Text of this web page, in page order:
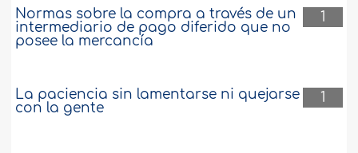
1
Normas sobre la compra a través de un
intermediario de pago diferido que no
posee la mercancía
1
La paciencia sin lamentarse ni quejarse
con la gente